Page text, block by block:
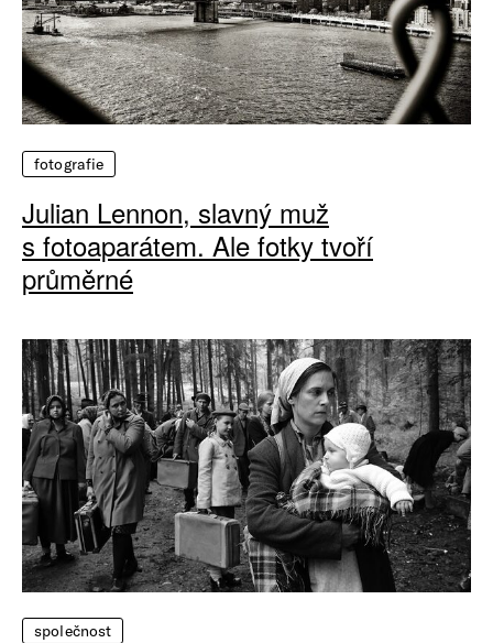
fotografie
Julian Lennon, slavný muž
s fotoaparátem. Ale fotky tvoří
průměrné
společnost